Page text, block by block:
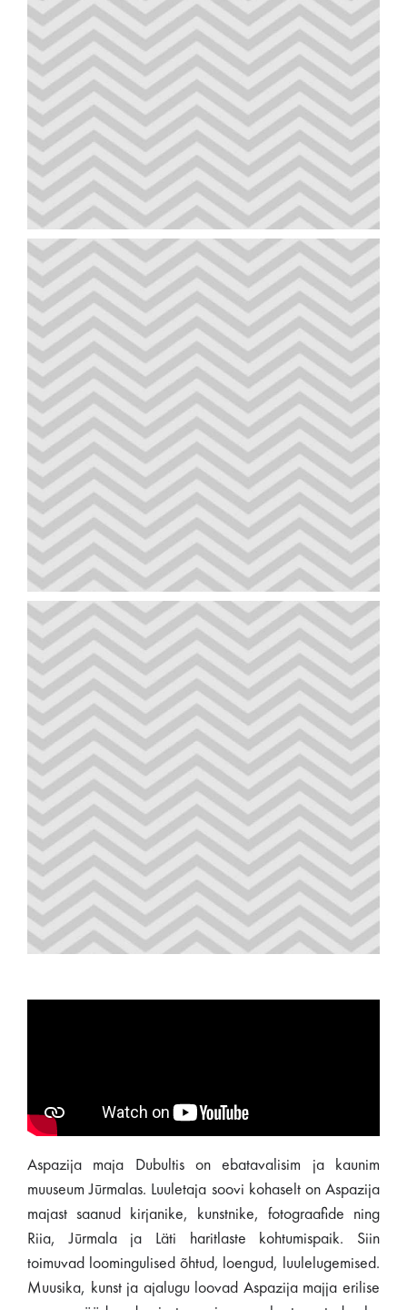
Aspazija maja Dubultis on ebatavalisim ja kaunim
muuseum Jūrmalas. Luuletaja soovi kohaselt on Aspazija
majast saanud kirjanike, kunstnike, fotograafide ning
Riia, Jūrmala ja Läti haritlaste kohtumispaik. Siin
toimuvad loomingulised õhtud, loengud, luulelugemised.
Muusika, kunst ja ajalugu loovad Aspazija majja erilise